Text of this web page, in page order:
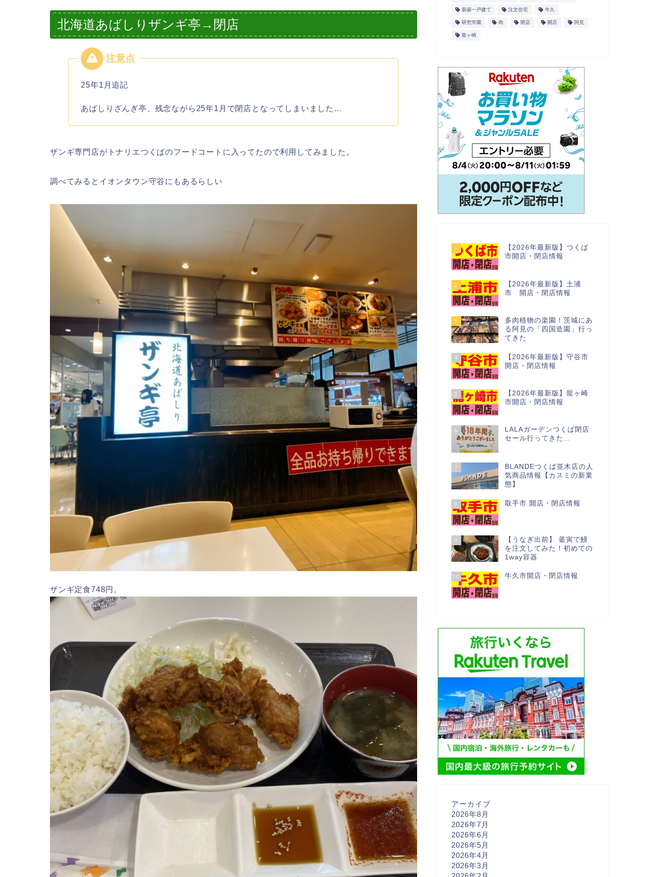
北海道あばしりザンギ亭→閉店
25年1月追記
あばしりざんぎ亭、残念ながら25年1月で閉店となってしまいました…
ザンギ専門店がトナリエつくばのフードコートに入ってたので利用してみました。
調べてみるとイオンタウン守谷にもあるらしい
ザンギ定食748円。
新築一戸建て 注文住宅 牛久
研究学園 肉 閉店 開店 阿見
龍ヶ崎
1
【2026年最新版】つくば
市開店・閉店情報
2
【2026年最新版】土浦
市 開店・閉店情報
3
多肉植物の楽園！茨城にあ
る阿見の「四国造園」行っ
てきた
4
【2026年最新版】守谷市
開店・閉店情報
5
【2026年最新版】龍ヶ崎
市開店・閉店情報
6
LALAガーデンつくば閉店
セール行ってきた…
7
BLANDEつくば並木店の人
気商品情報【カスミの新業
態】
8 取手市 開店・閉店情報
9
【うなぎ出前】 釜寅で鰻
を注文してみた！初めての
1way容器
10 牛久市開店・閉店情報
アーカイブ
2026年8月
2026年7月
2026年6月
2026年5月
2026年4月
2026年3月